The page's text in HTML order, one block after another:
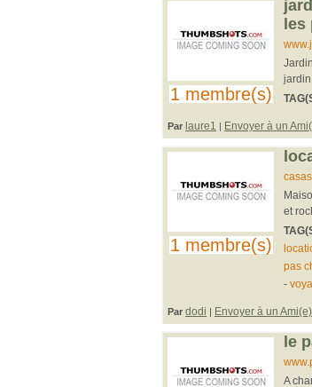
1 membre(s)
les
Par laure1 | Envoyer à un
1 membre(s)
et
pas
-
Par dodi | Envoyer à un Ami(e)
le
A